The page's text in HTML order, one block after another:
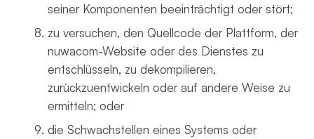
seiner Komponenten beeinträchtigt oder stört;
zu versuchen, den Quellcode der Plattform, der
nuwacom-Website oder des Dienstes zu
entschlüsseln, zu dekompilieren,
zurückzuentwickeln oder auf andere Weise zu
ermitteln; oder
die Schwachstellen eines Systems oder